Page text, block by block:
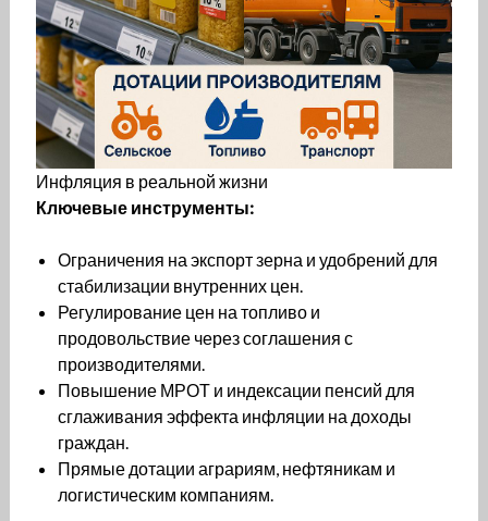
Инфляция в реальной жизни
Ключевые инструменты:
Ограничения на экспорт зерна и удобрений для
стабилизации внутренних цен.
Регулирование цен на топливо и
продовольствие через соглашения с
производителями.
Повышение МРОТ и индексации пенсий для
сглаживания эффекта инфляции на доходы
граждан.
Прямые дотации аграриям, нефтяникам и
логистическим компаниям.